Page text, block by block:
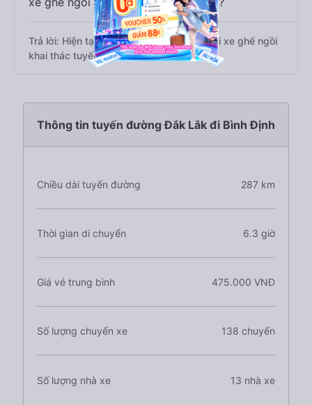
Trả lời: Hiện tại chưa có nhà xe nào có loại xe ghế ngồi
khai thác tuyến Đắk Lắk đi Bình Định
Thông tin tuyến đường Đắk Lắk đi Bình Định
Chiều dài tuyến đường 287 km
Thời gian di chuyển 6.3 giờ
Giá vé trung bình 475.000 VNĐ
Số lượng chuyến xe 138 chuyến
Số lượng nhà xe 13 nhà xe